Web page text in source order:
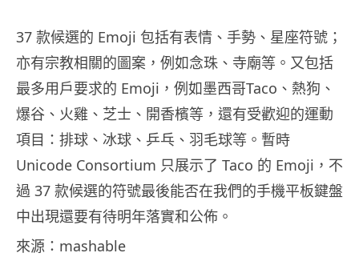
37 款候選的 Emoji 包括有表情、手勢、星座符號；
亦有宗教相關的圖案，例如念珠、寺廟等。又包括
最多用戶要求的 Emoji，例如墨西哥Taco、熱狗、
爆谷、火雞、芝士、開香檳等，還有受歡迎的運動
項目：排球、冰球、乒乓、羽毛球等。暫時
Unicode Consortium 只展示了 Taco 的 Emoji，不
過 37 款候選的符號最後能否在我們的手機平板鍵盤
中出現還要有待明年落實和公佈。
來源：mashable